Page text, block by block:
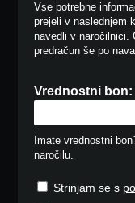
Vse potrebne
prejeli v naslednjem
navedli v naročilnici.
predračun še po
Vrednostni bon:
Imate vrednostni
naročilu.
Strinjam se s